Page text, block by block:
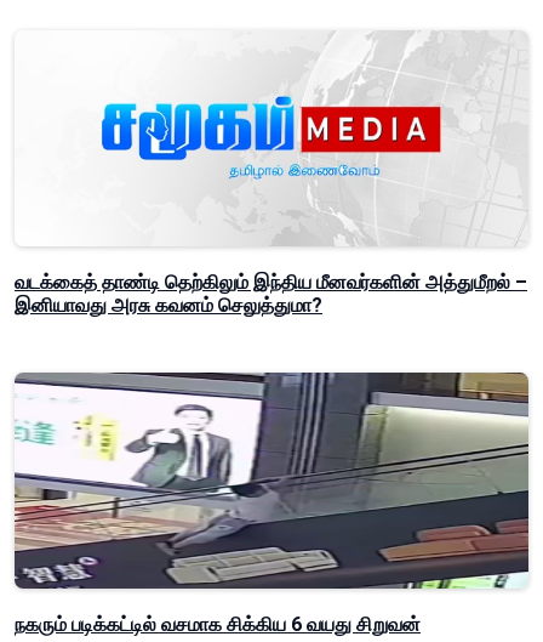
வடக்கைத் தாண்டி தெற்கிலும் இந்திய மீனவர்களின் அத்துமீறல் –
இனியாவது அரசு கவனம் செலுத்துமா?
நகரும் படிக்கட்டில் வசமாக சிக்கிய 6 வயது சிறுவன்